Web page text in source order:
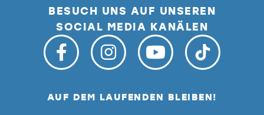
BESUCH UNS AUF UNSEREN
SOCIAL MEDIA KANÄLEN
AUF DEM LAUFENDEN BLEIBEN!